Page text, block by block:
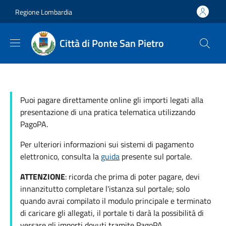
Regione Lombardia
Città di Ponte San Pietro
Puoi pagare direttamente online gli importi legati alla
presentazione di una pratica telematica utilizzando
PagoPA.
Per ulteriori informazioni sui sistemi di pagamento
elettronico, consulta la guida presente sul portale.
ATTENZIONE: ricorda che prima di poter pagare, devi
innanzitutto completare l'istanza sul portale; solo
quando avrai compilato il modulo principale e terminato
di caricare gli allegati, il portale ti darà la possibilità di